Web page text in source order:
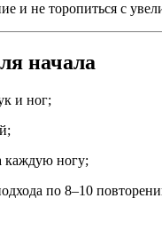
и не торопиться с
начала
и ног;
каждую ногу;
по 8–10